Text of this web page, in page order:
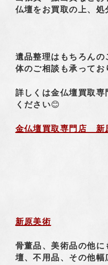
仏壇をお買取の上、処
遺品整理はもちろん
体のご相談も承ってお
詳しくは金仏壇買取
ください😊
金仏壇買取専門店 新
新原美術
骨董品、美術品の他
壇、不用品、その他幅